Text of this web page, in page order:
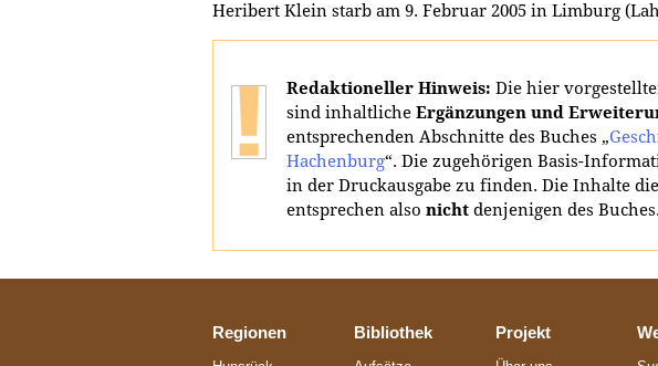
Heribert Klein starb am 9. Februar 2005 in Limburg
Redaktioneller Hinweis: Die hier
sind inhaltliche Ergänzungen und
entsprechenden Abschnitte des Buches „
Hachenburg“. Die zugehörigen Basis-
in der Druckausgabe zu finden. Die Inhalte
entsprechen also nicht denjenigen des Buches.
Regionen Bibliothek Projekt